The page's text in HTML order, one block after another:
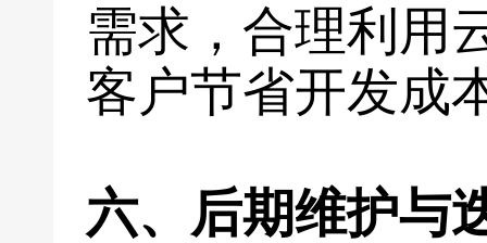
需求，合理利用
客户节省开发成
六、后期维护与